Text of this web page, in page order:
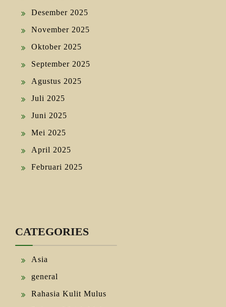
Desember 2025
November 2025
Oktober 2025
September 2025
Agustus 2025
Juli 2025
Juni 2025
Mei 2025
April 2025
Februari 2025
CATEGORIES
Asia
general
Rahasia Kulit Mulus